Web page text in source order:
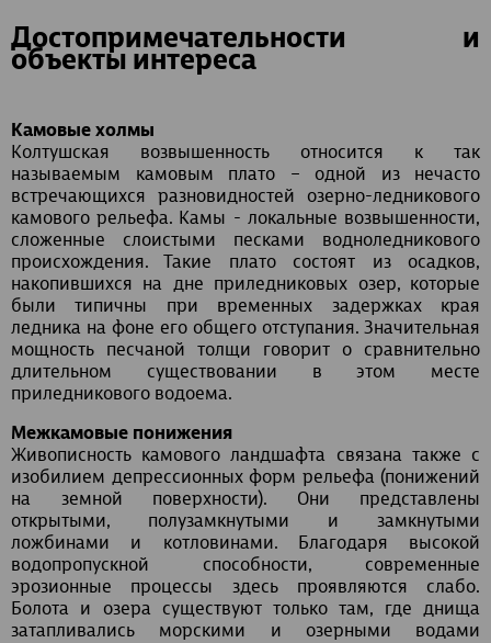
Достопримечательности и
объекты интереса
Камовые холмы
Колтушская возвышенность относится к так
называемым камовым плато – одной из нечасто
встречающихся разновидностей озерно-ледникового
камового рельефа. Камы - локальные возвышенности,
сложенные слоистыми песками водноледникового
происхождения. Такие плато состоят из осадков,
накопившихся на дне приледниковых озер, которые
были типичны при временных задержках края
ледника на фоне его общего отступания. Значительная
мощность песчаной толщи говорит о сравнительно
длительном существовании в этом месте
приледникового водоема.
Межкамовые понижения
Живописность камового ландшафта связана также с
изобилием депрессионных форм рельефа (понижений
на земной поверхности). Они представлены
открытыми, полузамкнутыми и замкнутыми
ложбинами и котловинами. Благодаря высокой
водопропускной способности, современные
эрозионные процессы здесь проявляются слабо.
Болота и озера существуют только там, где днища
затапливались морскими и озерными водами